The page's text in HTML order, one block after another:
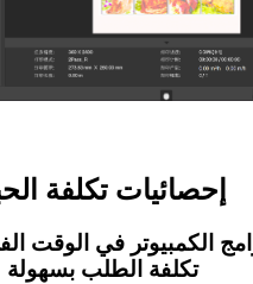
إحصائيات تكلفة
الكمبيوتر في الوقت
تكلفة الطلب بسهولة